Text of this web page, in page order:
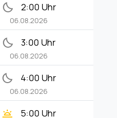
bedtime 2:00 Uhr
06.08.2026
bedtime 3:00 Uhr
06.08.2026
bedtime 4:00 Uhr
06.08.2026
wb_twilight 5:00 Uhr